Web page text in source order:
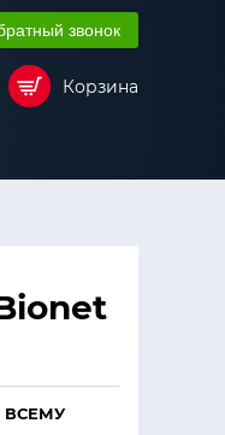
звонок
Корзина
ВСЕМУ